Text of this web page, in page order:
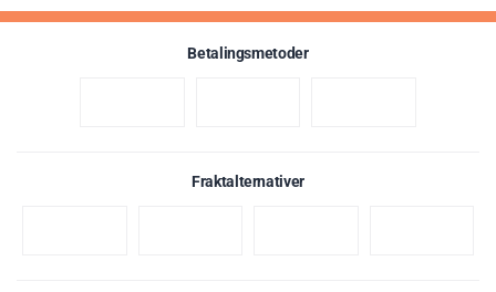
Betalingsmetoder
Fraktalternativer